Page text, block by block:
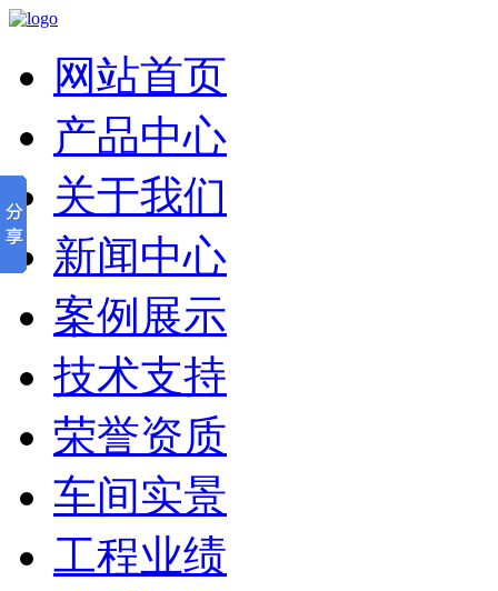
网站首页
产品中心
关于我们
新闻中心
案例展示
技术支持
荣誉资质
车间实景
工程业绩